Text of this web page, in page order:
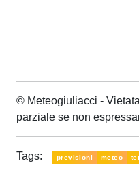
© Meteogiuliacci -
parziale se non
Tags: previsioni meteo